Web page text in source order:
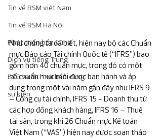
Tin về RSM việt Nam
Tin về RSM Hà Nội
Phát triển bền vững
Dịch vụ tiếng Trung
ESG và dịch vụ bền vững
sự kiện
Như chúng ta đã biết, hiện nay bộ các Chuẩn
mực Báo cáo Tài chính Quốc tế (“IFRS”) bao
gồm hơn 40 chuẩn mực, trong đó có một
số chuẩn mực mới được ban hành và áp
dụng trong một vài năm gần đây như IFRS 9
– Công cụ tài chính, IFRS 15 - Doanh thu từ
các hợp đồng khách hàng, IFRS 16 – Thuê
tài sản, trong khi 26 Chuẩn mực Kế toán
Việt Nam (“VAS”) hiện nay được soạn thảo